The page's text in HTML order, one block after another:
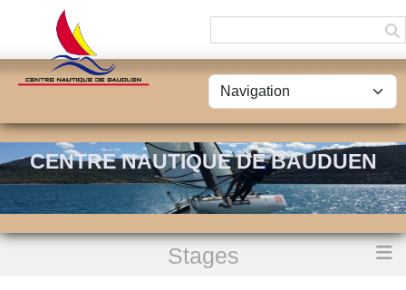
CENTRE NAUTIQUE DE BAUDUEN
Stages
Stage Planche à Voile - Tous niveaux
Panneau de gestion des cookies